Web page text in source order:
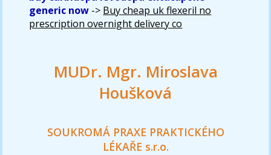
generic now -> Buy cheap uk flexeril no
prescription overnight delivery co
MUDr. Mgr. Miroslava
Houšková
SOUKROMÁ PRAXE PRAKTICKÉHO
LÉKAŘE s.r.o.